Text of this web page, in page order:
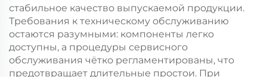
стабильное качество выпускаемой продукции.
Требования к техническому обслуживанию
остаются разумными: компоненты легко
доступны, а процедуры сервисного
обслуживания чётко регламентированы, что
предотвращает длительные простои. При